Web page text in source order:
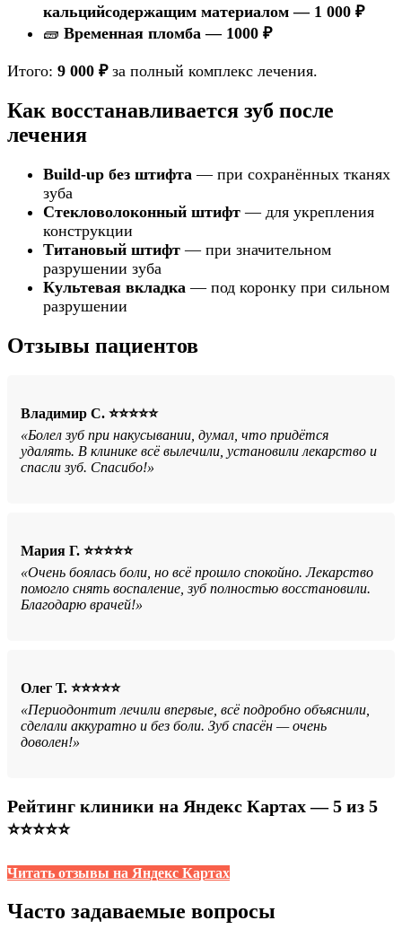
кальцийсодержащим материалом — 1 000 ₽
🧱 Временная пломба — 1000 ₽
Итого: 9 000 ₽за полный комплекс лечения.
Как восстанавливается зуб после
лечения
Build-up без штифта — при сохранённых тканях
зуба
Стекловолоконный штифт — для укрепления
конструкции
Титановый штифт — при значительном
разрушении зуба
Культевая вкладка — под коронку при сильном
разрушении
Отзывы пациентов
Владимир С. ⭐⭐⭐⭐⭐
«Болел зуб при накусывании, думал, что придётся
удалять. В клинике всё вылечили, установили лекарство и
спасли зуб. Спасибо!»
Мария Г. ⭐⭐⭐⭐⭐
«Очень боялась боли, но всё прошло спокойно. Лекарство
помогло снять воспаление, зуб полностью восстановили.
Благодарю врачей!»
Олег Т. ⭐⭐⭐⭐⭐
«Периодонтит лечили впервые, всё подробно объяснили,
сделали аккуратно и без боли. Зуб спасён — очень
доволен!»
Рейтинг клиники на Яндекс Картах — 5 из 5
⭐⭐⭐⭐⭐
Читать отзывы на Яндекс Картах
Часто задаваемые вопросы